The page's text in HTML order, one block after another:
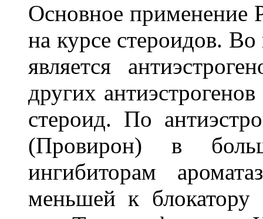
Основное применение
на курсе стероидов.
является
других
стероид. По
(Провирон) в
ингибиторам
меньшей к блокатору